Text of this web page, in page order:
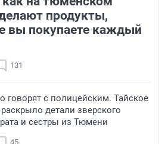
продукты,
вы покупаете каждый
131
говорят с полицейским. Тайское
детали зверского
и сестры из Тюмени
45